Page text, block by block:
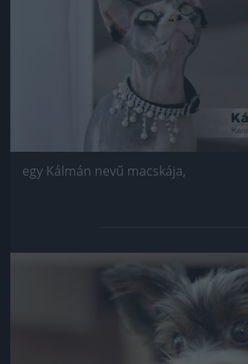
egy Kálmán nevű macskája,
Jön még kép!